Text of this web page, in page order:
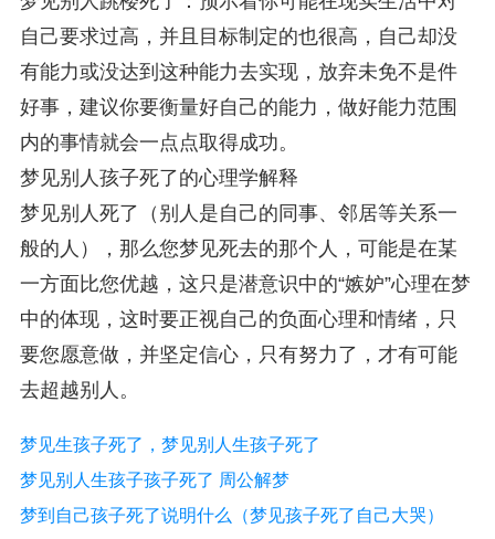
自己要求过高，并且目标制定的也很高，自己却没
有能力或没达到这种能力去实现，放弃未免不是件
好事，建议你要衡量好自己的能力，做好能力范围
内的事情就会一点点取得成功。
梦见别人孩子死了的心理学解释
梦见别人死了（别人是自己的同事、邻居等关系一
般的人），那么您梦见死去的那个人，可能是在某
一方面比您优越，这只是潜意识中的“嫉妒”心理在梦
中的体现，这时要正视自己的负面心理和情绪，只
要您愿意做，并坚定信心，只有努力了，才有可能
去超越别人。
梦见生孩子死了，梦见别人生孩子死了
梦见别人生孩子孩子死了 周公解梦
梦到自己孩子死了说明什么（梦见孩子死了自己大哭）